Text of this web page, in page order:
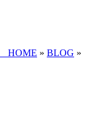
HOME » BLOG »